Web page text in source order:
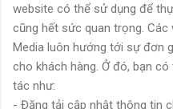
website có thể sử dụng để
cũng hết sức quan trọng.
Media luôn hướng tới sự đơn
cho khách hàng. Ở đó, bạn
tác như:
- Đăng tải cập nhật thông tin